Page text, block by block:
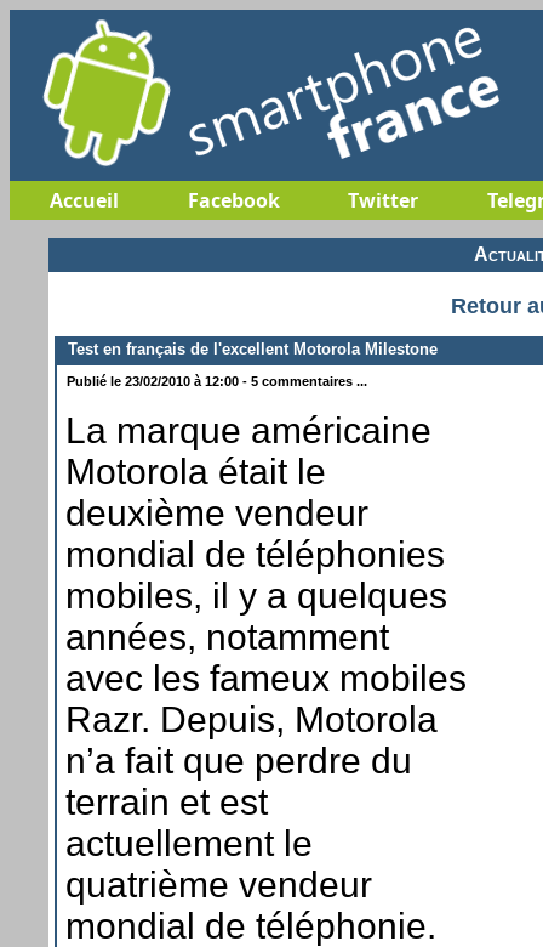
Accueil Facebook Twitter
Retour
Test en français de l'excellent Motorola Milestone
Publié le 23/02/2010 à 12:00 - 5 commentaires ...
La marque américaine
Motorola était le
deuxième vendeur
mondial de téléphonies
mobiles, il y a quelques
années, notamment
avec les fameux mobiles
Razr. Depuis, Motorola
n’a fait que perdre du
terrain et est
actuellement le
quatrième vendeur
mondial de téléphonie.